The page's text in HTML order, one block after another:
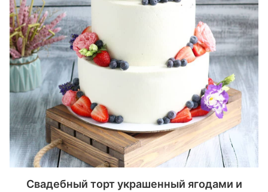
Свадебный торт украшенный ягодами и